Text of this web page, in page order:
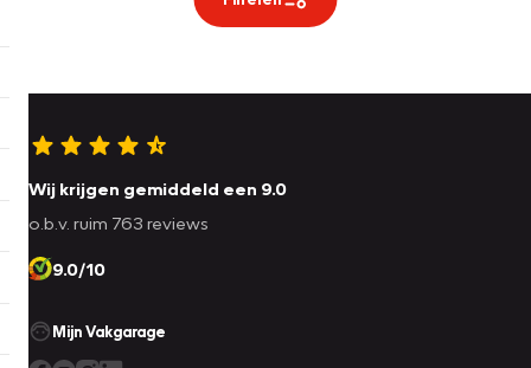
Wij krijgen gemiddeld een 9.0
o.b.v. ruim 763 reviews
9.0/10
Mijn Vakgarage